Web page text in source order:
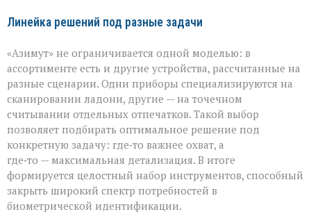
Линейка решений под разные задачи
«Азимут» не ограничивается одной моделью: в
ассортименте есть и другие устройства, рассчитанные на
разные сценарии. Одни приборы специализируются на
сканировании ладони, другие — на точечном
считывании отдельных отпечатков. Такой выбор
позволяет подбирать оптимальное решение под
конкретную задачу: где‑то важнее охват, а
где‑то — максимальная детализация. В итоге
формируется целостный набор инструментов, способный
закрыть широкий спектр потребностей в
биометрической идентификации.